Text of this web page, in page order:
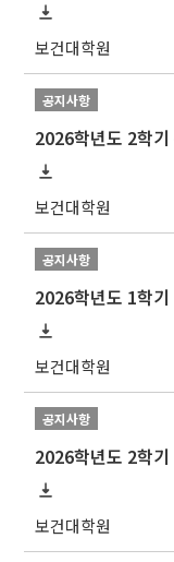
보건대학원
공지사항
보건대학원
공지사항
보건대학원
공지사항
보건대학원